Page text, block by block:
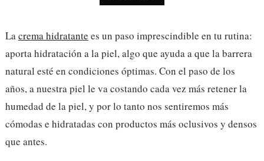
Lacrema hidratante es un paso imprescindible en tu rutina:
aporta hidratación a la piel, algo que ayuda a que la barrera
natural esté en condiciones óptimas. Con el paso de los
años, a nuestra piel le va costando cada vez más retener la
humedad de la piel, y por lo tanto nos sentiremos más
cómodas e hidratadas con productos más oclusivos y densos
que antes.